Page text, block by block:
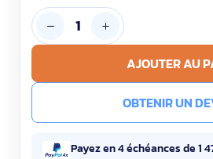
AJOUTER AU
OBTENIR UN
Payez en 4 échéances de 1